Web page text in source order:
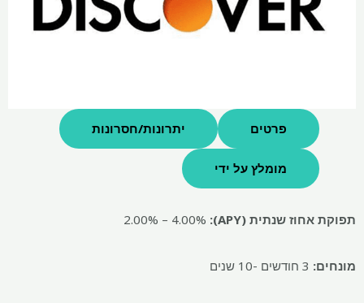
פרטים יתרונות/חסרונות
מומלץ על ידי
תפוקת אחוז שנתית (APY): 2.00% – 4.00%
מונחים: 3 חודשים -10 שנים